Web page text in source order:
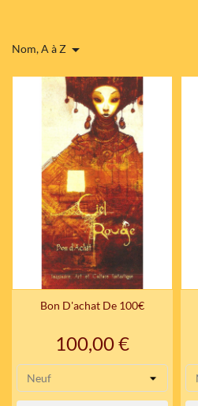
Nom, A à Z 
Bon D'achat De 100€
Prix
100,00 €